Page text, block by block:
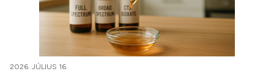
2026. JÚLIUS 16.